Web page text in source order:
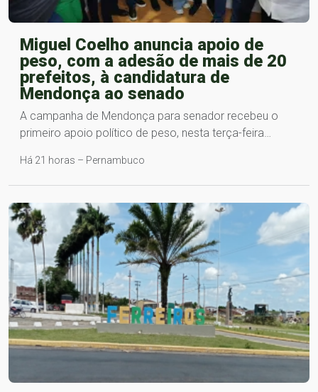
Miguel Coelho anuncia apoio de
peso, com a adesão de mais de 20
prefeitos, à candidatura de
Mendonça ao senado
A campanha de Mendonça para senador recebeu o
primeiro apoio político de peso, nesta terça-feira…
Há 21 horas – Pernambuco